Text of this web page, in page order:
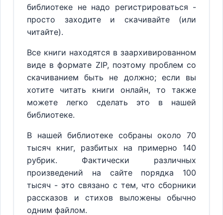
библиотеке не надо регистрироваться -
просто заходите и скачивайте (или
читайте).
Все книги находятся в заархивированном
виде в формате ZIP, поэтому проблем со
скачиванием быть не должно; если вы
хотите читать книги онлайн, то также
можете легко сделать это в нашей
библиотеке.
В нашей библиотеке собраны около 70
тысяч книг, разбитых на примерно 140
рубрик. Фактически различных
произведений на сайте порядка 100
тысяч - это связано с тем, что сборники
рассказов и стихов выложены обычно
одним файлом.